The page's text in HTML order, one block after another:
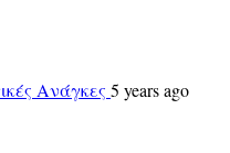
Ανάγκες 5 years ago